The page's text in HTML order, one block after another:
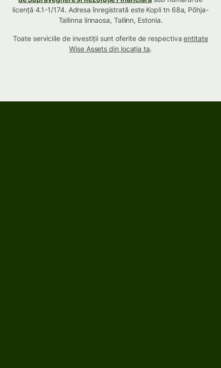
licență 4.1-1/174. Adresa înregistrată este Kopli tn 68a, Põhja-
Tallinna linnaosa, Tallinn, Estonia.
Toate serviciile de investiții sunt oferite de respectivaentitate
Wise Assets din locația ta.